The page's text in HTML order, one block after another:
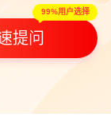
99%用户选择
提问